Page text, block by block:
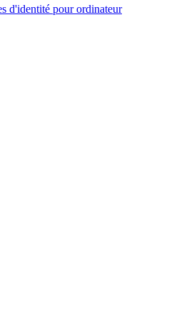
d'identité pour ordinateur